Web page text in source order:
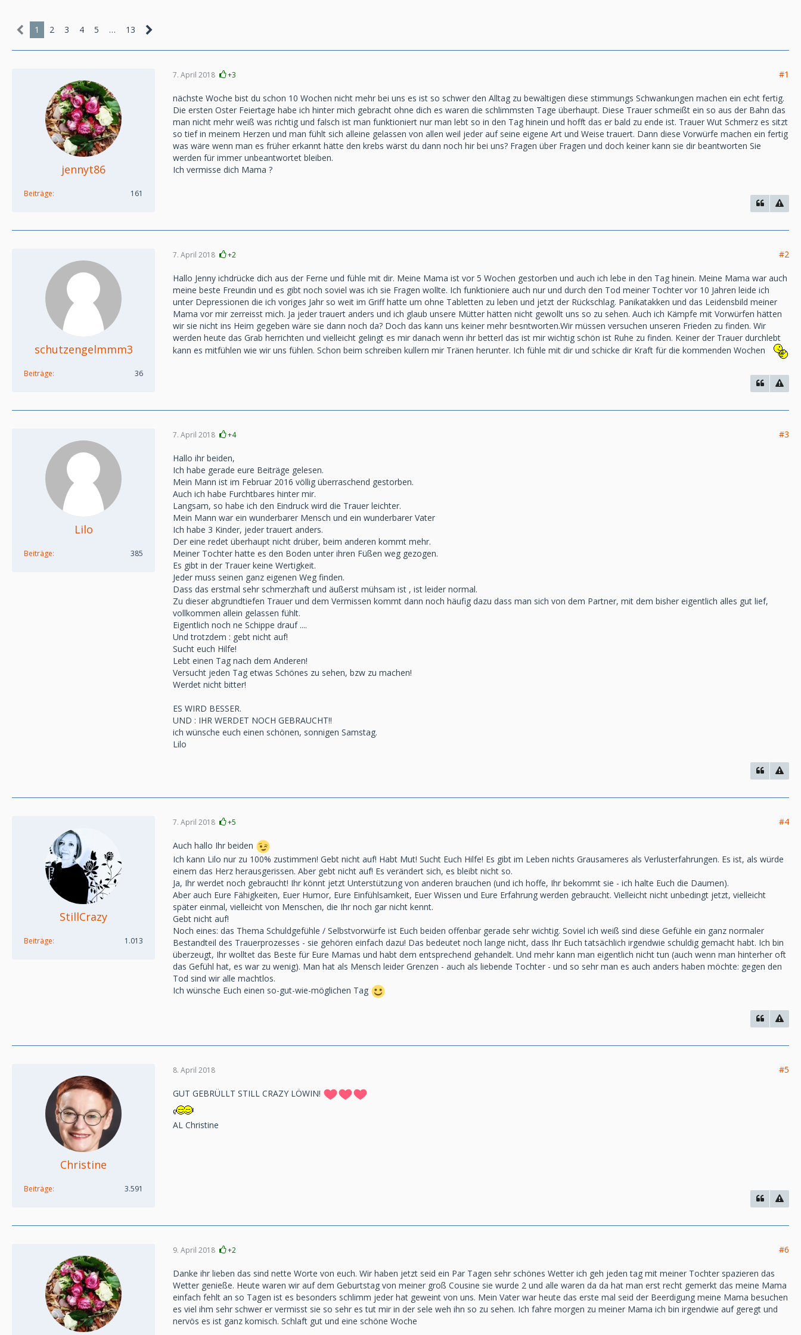
1 2 3 4 5 … 13
jennyt86
Beiträge 161
7. April 2018 +3 #1
nächste Woche bist du schon 10 Wochen nicht mehr bei uns es ist so schwer den Alltag zu bewältigen diese stimmungs Schwankungen machen ein echt fertig.
Die ersten Oster Feiertage habe ich hinter mich gebracht ohne dich es waren die schlimmsten Tage überhaupt. Diese Trauer schmeißt ein so aus der Bahn das
man nicht mehr weiß was richtig und falsch ist man funktioniert nur man lebt so in den Tag hinein und hofft das er bald zu ende ist. Trauer Wut Schmerz es sitzt
so tief in meinem Herzen und man fühlt sich alleine gelassen von allen weil jeder auf seine eigene Art und Weise trauert. Dann diese Vorwürfe machen ein fertig
was wäre wenn man es früher erkannt hätte den krebs wärst du dann noch hir bei uns? Fragen über Fragen und doch keiner kann sie dir beantworten Sie
werden für immer unbeantwortet bleiben.
Ich vermisse dich Mama ?
schutzengelmmm3
Beiträge 36
7. April 2018 +2 #2
Hallo Jenny ichdrücke dich aus der Ferne und fühle mit dir. Meine Mama ist vor 5 Wochen gestorben und auch ich lebe in den Tag hinein. Meine Mama war auch
meine beste Freundin und es gibt noch soviel was ich sie Fragen wollte. Ich funktioniere auch nur und durch den Tod meiner Tochter vor 10 Jahren leide ich
unter Depressionen die ich voriges Jahr so weit im Griff hatte um ohne Tabletten zu leben und jetzt der Rückschlag. Panikatakken und das Leidensbild meiner
Mama vor mir zerreisst mich. Ja jeder trauert anders und ich glaub unsere Mütter hätten nicht gewollt uns so zu sehen. Auch ich Kämpfe mit Vorwürfen hätten
wir sie nicht ins Heim gegeben wäre sie dann noch da? Doch das kann uns keiner mehr besntworten.Wir müssen versuchen unseren Frieden zu finden. Wir
werden heute das Grab herrichten und vielleicht gelingt es mir danach wenn ihr betterl das ist mir wichtig schön ist Ruhe zu finden. Keiner der Trauer durchlebt
kann es mitfühlen wie wir uns fühlen. Schon beim schreiben kullern mir Tränen herunter. Ich fühle mit dir und schicke dir Kraft für die kommenden Wochen
Lilo
Beiträge 385
7. April 2018 +4 #3
Hallo ihr beiden,
Ich habe gerade eure Beiträge gelesen.
Mein Mann ist im Februar 2016 völlig überraschend gestorben.
Auch ich habe Furchtbares hinter mir.
Langsam, so habe ich den Eindruck wird die Trauer leichter.
Mein Mann war ein wunderbarer Mensch und ein wunderbarer Vater
Ich habe 3 Kinder, jeder trauert anders.
Der eine redet überhaupt nicht drüber, beim anderen kommt mehr.
Meiner Tochter hatte es den Boden unter ihren Füßen weg gezogen.
Es gibt in der Trauer keine Wertigkeit.
Jeder muss seinen ganz eigenen Weg finden.
Dass das erstmal sehr schmerzhaft und äußerst mühsam ist , ist leider normal.
Zu dieser abgrundtiefen Trauer und dem Vermissen kommt dann noch häufig dazu dass man sich von dem Partner, mit dem bisher eigentlich alles gut lief,
vollkommen allein gelassen fühlt.
Eigentlich noch ne Schippe drauf ....
Und trotzdem : gebt nicht auf!
Sucht euch Hilfe!
Lebt einen Tag nach dem Anderen!
Versucht jeden Tag etwas Schönes zu sehen, bzw zu machen!
Werdet nicht bitter!
ES WIRD BESSER.
UND : IHR WERDET NOCH GEBRAUCHT!!
ich wünsche euch einen schönen, sonnigen Samstag.
Lilo
StillCrazy
Beiträge 1.013
7. April 2018 +5 #4
Auch hallo Ihr beiden
Ich kann Lilo nur zu 100% zustimmen! Gebt nicht auf! Habt Mut! Sucht Euch Hilfe! Es gibt im Leben nichts Grausameres als Verlusterfahrungen. Es ist, als würde
einem das Herz herausgerissen. Aber gebt nicht auf! Es verändert sich, es bleibt nicht so.
Ja, Ihr werdet noch gebraucht! Ihr könnt jetzt Unterstützung von anderen brauchen (und ich hoffe, Ihr bekommt sie - ich halte Euch die Daumen).
Aber auch Eure Fähigkeiten, Euer Humor, Eure Einfühlsamkeit, Euer Wissen und Eure Erfahrung werden gebraucht. Vielleicht nicht unbedingt jetzt, vielleicht
später einmal, vielleicht von Menschen, die Ihr noch gar nicht kennt.
Gebt nicht auf!
Noch eines: das Thema Schuldgefühle / Selbstvorwürfe ist Euch beiden offenbar gerade sehr wichtig. Soviel ich weiß sind diese Gefühle ein ganz normaler
Bestandteil des Trauerprozesses - sie gehören einfach dazu! Das bedeutet noch lange nicht, dass Ihr Euch tatsächlich irgendwie schuldig gemacht habt. Ich bin
überzeugt, Ihr wolltet das Beste für Eure Mamas und habt dem entsprechend gehandelt. Und mehr kann man eigentlich nicht tun (auch wenn man hinterher oft
das Gefühl hat, es war zu wenig). Man hat als Mensch leider Grenzen - auch als liebende Tochter - und so sehr man es auch anders haben möchte: gegen den
Tod sind wir alle machtlos.
Ich wünsche Euch einen so-gut-wie-möglichen Tag
Christine
Beiträge 3.591
8. April 2018 #5
GUT GEBRÜLLT STILL CRAZY LÖWIN!
AL Christine
9. April 2018 +2 #6
Danke ihr lieben das sind nette Worte von euch. Wir haben jetzt seid ein Par Tagen sehr schönes Wetter ich geh jeden tag mit meiner Tochter spazieren das
Wetter genieße. Heute waren wir auf dem Geburtstag von meiner groß Cousine sie wurde 2 und alle waren da da hat man erst recht gemerkt das meine Mama
einfach fehlt an so Tagen ist es besonders schlimm jeder hat geweint von uns. Mein Vater war heute das erste mal seid der Beerdigung meine Mama besuchen
es viel ihm sehr schwer er vermisst sie so sehr es tut mir in der sele weh ihn so zu sehen. Ich fahre morgen zu meiner Mama ich bin irgendwie auf geregt und
nervös es ist ganz komisch. Schlaft gut und eine schöne Woche